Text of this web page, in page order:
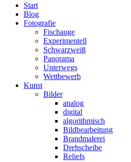
Start
Blog
Fotografie
Fischauge
Experimentell
Schwarzweiß
Panorama
Unterwegs
Wettbewerb
Kunst
Bilder
analog
digital
algorithmisch
Bildbearbeitung
Brandmalerei
Drehscheibe
Reliefs